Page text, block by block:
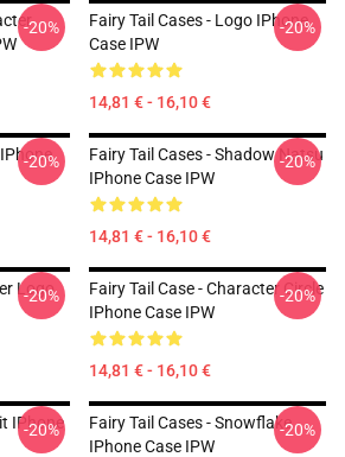
-20%
Fairy Tail Cases - Logo IPhone
Case IPW
14,81 € - 16,10 €
-20%
-20%
Fairy Tail Cases - Shadow Natsu
IPhone Case IPW
14,81 € - 16,10 €
-20%
Logo
-20%
Fairy Tail Case - Character Circle
IPhone Case IPW
14,81 € - 16,10 €
-20%
IPhone
-20%
Fairy Tail Cases - Snowflake
IPhone Case IPW
-20%